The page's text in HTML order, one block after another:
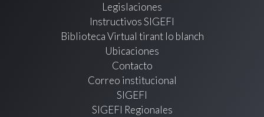
Legislaciones
Instructivos SIGEFI
Biblioteca Virtual tirant lo blanch
Ubicaciones
Contacto
Correo institucional
SIGEFI
SIGEFI Regionales